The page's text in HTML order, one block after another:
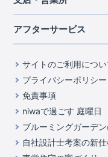
中部
山梨県
静岡県
滋賀県
京都府
中国・四国
岡山県
広島県
九州・沖縄
ブルーミングガーデ
室内空間を快適に保つ
コストパフォーマン
充実のアフターサポー
第三者評価によるお墨
家づくりのプロにも
住んでみるとじわじ
ご紹介制度のご案内
東栄INDEX（用語集）
アフターサービス
サイトのご利用につい
プライバシーポリシー
免責事項
niwaで過ごす 庭曜日
ブルーミングガーデ
自社設計士考案の新